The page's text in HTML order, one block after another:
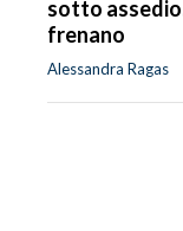
sotto
frenano
Alessandra Ragas